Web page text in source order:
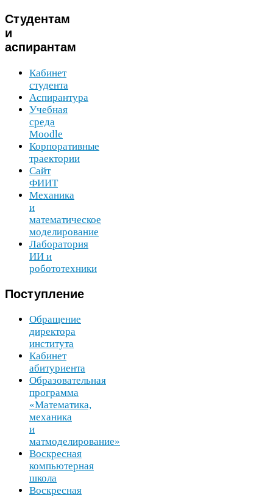
Студентам
и
аспирантам
Кабинет
студента
Аспирантура
Учебная
среда
Moodle
Корпоративные
траектории
Сайт
ФИИТ
Механика
и
математическое
моделирование
Лаборатория
ИИ и
робототехники
Поступление
Обращение
директора
института
Кабинет
абитуриента
Образовательная
программа
«Математика,
механика
и
матмоделирование»
Воскресная
компьютерная
школа
Воскресная